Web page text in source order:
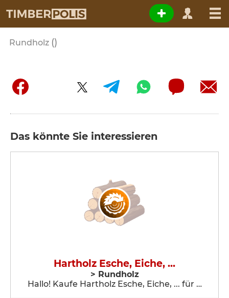
Rundholz ()
Das könnte Sie interessieren
Hartholz Esche, Eiche, ...
> Rundholz
Hallo! Kaufe Hartholz Esche, Eiche, ... für …